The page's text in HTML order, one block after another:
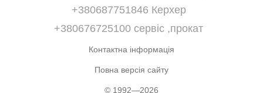
+380687751846 Керхер
+380676725100 сервіс ,прокат
Контактна інформація
Повна версія сайту
© 1992—2026